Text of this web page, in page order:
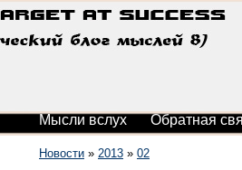
Мысли вслух Обратная
Новости » 2013 » 02